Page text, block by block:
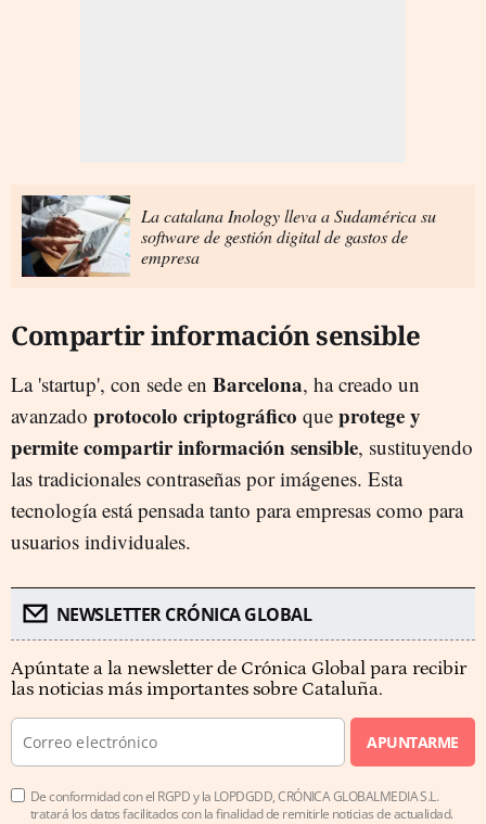
La catalana Inology lleva a Sudamérica su
software de gestión digital de gastos de
empresa
Compartir información sensible
La 'startup', con sede en Barcelona, ha creado un
avanzado protocolo criptográfico que protege y
permite compartir información sensible, sustituyendo
las tradicionales contraseñas por imágenes. Esta
tecnología está pensada tanto para empresas como para
usuarios individuales.
NEWSLETTER CRÓNICA GLOBAL
Apúntate a la newsletter de Crónica Global para recibir
las noticias más importantes sobre Cataluña.
APUNTARME
De conformidad con el RGPD y la LOPDGDD, CRÓNICA GLOBALMEDIA S.L.
tratará los datos facilitados con la finalidad de remitirle noticias de actualidad.